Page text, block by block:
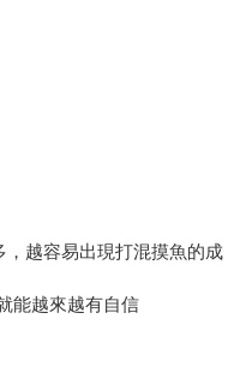
越容易出現打混摸魚的成
能越來越有自信